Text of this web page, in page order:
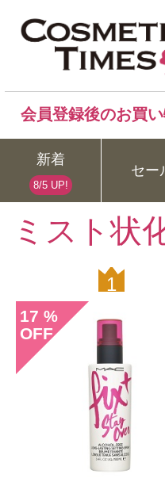
会員登録後のお買
新着
8/5 UP!
セー
ミスト状
1
17 %
OFF